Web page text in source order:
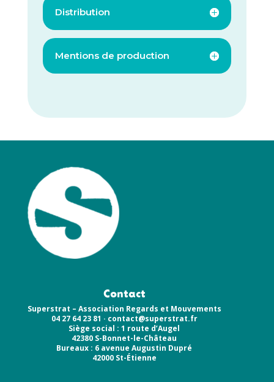
Distribution
Mentions de production
Contact
Superstrat – Association Regards et Mouvements
04 27 64 23 81 · contact@superstrat.fr
Siège social : 1 route d’Augel
42380 S-Bonnet-le-Château
Bureaux : 6 avenue Augustin Dupré
42000 St-Étienne